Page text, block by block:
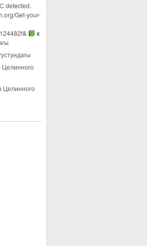
detected.
Get-your-
к
Целинного
Целинного